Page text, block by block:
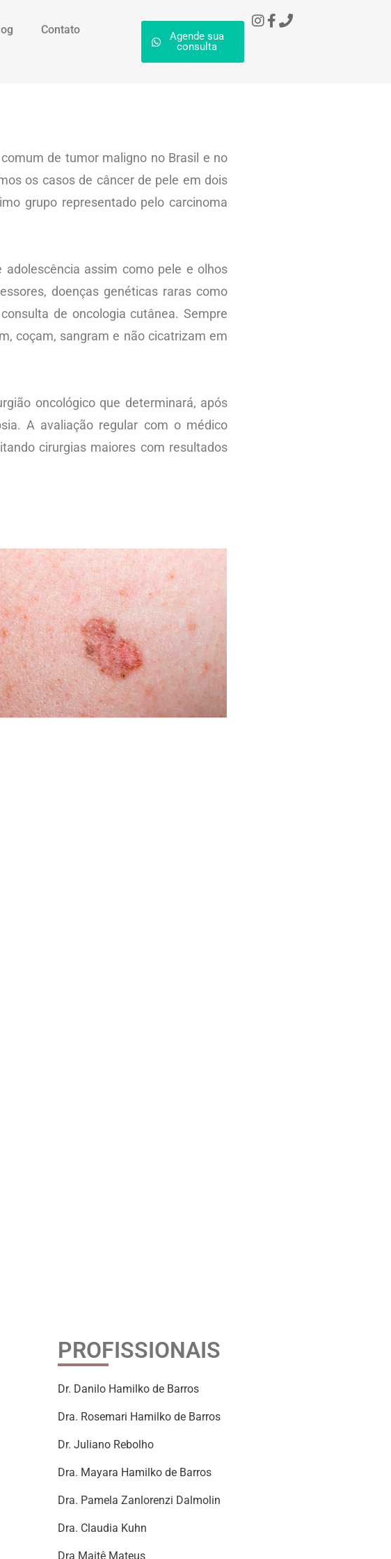
Contato
Agende sua
consulta
de tumor maligno no Brasil e no
os casos de câncer de pele em dois
grupo representado pelo carcinoma
assim como pele e olhos
doenças genéticas raras como
de oncologia cutânea. Sempre
coçam, sangram e não cicatrizam em
oncológico que determinará, após
A avaliação regular com o médico
cirurgias maiores com resultados
PROFISSIONAIS
Dr. Danilo Hamilko de Barros
Dra. Rosemari Hamilko de Barros
Dr. Juliano Rebolho
Dra. Mayara Hamilko de Barros
Dra. Pamela Zanlorenzi Dalmolin
Dra. Claudia Kuhn
Dra Maitê Mateus